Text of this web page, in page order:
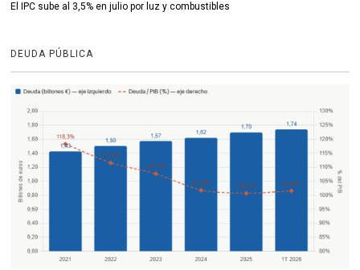
El IPC sube al 3,5% en julio por luz y combustibles
DEUDA PÚBLICA